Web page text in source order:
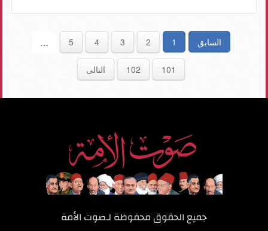
السابق 1
2
3
4
5
…
101
102 التالى
جميع الحقوق محفوظة لـصوت الأمة